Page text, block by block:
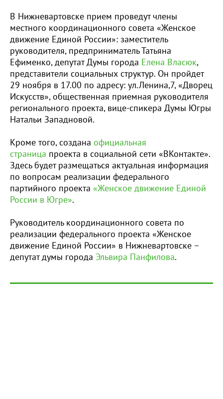
В Нижневартовске прием проведут члены
местного координационного совета «Женское
движение Единой России»: заместитель
руководителя, предприниматель Татьяна
Ефименко, депутат Думы города Елена Власюк,
представители социальных структур. Он пройдет
29 ноября в 17.00 по адресу: ул.Ленина,7, «Дворец
Искусств», общественная приемная руководителя
регионального проекта, вице-спикера Думы Югры
Натальи Западновой.
Кроме того, создана официальная
страница проекта в социальной сети «ВКонтакте».
Здесь будет размещаться актуальная информация
по вопросам реализации федерального
партийного проекта «Женское движение Единой
России в Югре».
Руководитель координационного совета по
реализации федерального проекта «Женское
движение Единой России» в Нижневартовске –
депутат думы города Эльвира Панфилова.